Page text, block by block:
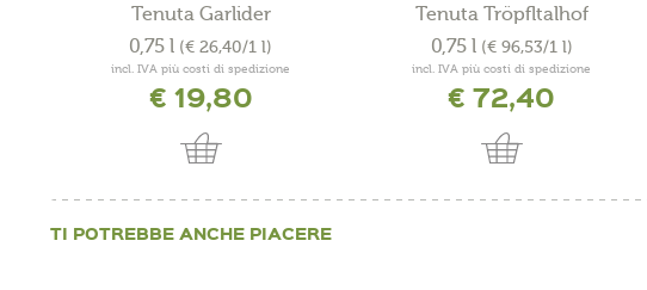
Tenuta Garlider
0,75 l (€ 26,40/1 l)
incl. IVA più costi di spedizione
€ 19,80
Tenuta Tröpfltalhof
0,75 l (€ 96,53/1 l)
incl. IVA più costi di spedizione
€ 72,40
TI POTREBBE ANCHE PIACERE